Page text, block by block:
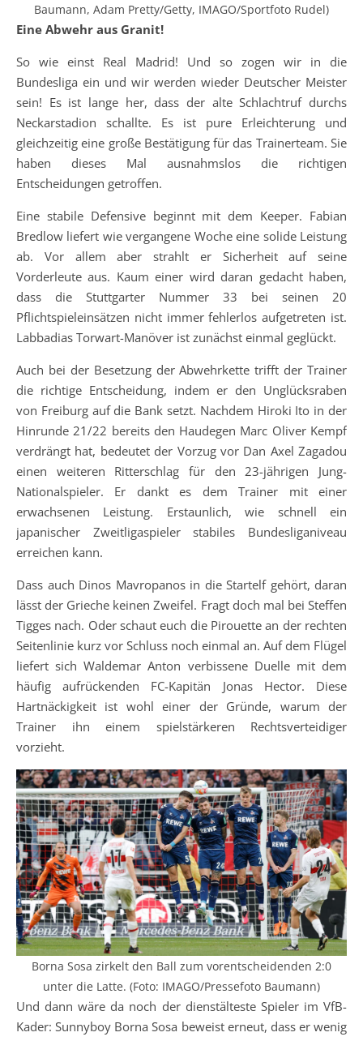
Baumann, Adam Pretty/Getty, IMAGO/Sportfoto Rudel)
Eine Abwehr aus Granit!
So wie einst Real Madrid! Und so zogen wir in die
Bundesliga ein und wir werden wieder Deutscher Meister
sein! Es ist lange her, dass der alte Schlachtruf durchs
Neckarstadion schallte. Es ist pure Erleichterung und
gleichzeitig eine große Bestätigung für das Trainerteam. Sie
haben dieses Mal ausnahmslos die richtigen
Entscheidungen getroffen.
Eine stabile Defensive beginnt mit dem Keeper. Fabian
Bredlow liefert wie vergangene Woche eine solide Leistung
ab. Vor allem aber strahlt er Sicherheit auf seine
Vorderleute aus. Kaum einer wird daran gedacht haben,
dass die Stuttgarter Nummer 33 bei seinen 20
Pflichtspieleinsätzen nicht immer fehlerlos aufgetreten ist.
Labbadias Torwart-Manöver ist zunächst einmal geglückt.
Auch bei der Besetzung der Abwehrkette trifft der Trainer
die richtige Entscheidung, indem er den Unglücksraben
von Freiburg auf die Bank setzt. Nachdem Hiroki Ito in der
Hinrunde 21/22 bereits den Haudegen Marc Oliver Kempf
verdrängt hat, bedeutet der Vorzug vor Dan Axel Zagadou
einen weiteren Ritterschlag für den 23-jährigen Jung-
Nationalspieler. Er dankt es dem Trainer mit einer
erwachsenen Leistung. Erstaunlich, wie schnell ein
japanischer Zweitligaspieler stabiles Bundesliganiveau
erreichen kann.
Dass auch Dinos Mavropanos in die Startelf gehört, daran
lässt der Grieche keinen Zweifel. Fragt doch mal bei Steffen
Tigges nach. Oder schaut euch die Pirouette an der rechten
Seitenlinie kurz vor Schluss noch einmal an. Auf dem Flügel
liefert sich Waldemar Anton verbissene Duelle mit dem
häufig aufrückenden FC-Kapitän Jonas Hector. Diese
Hartnäckigkeit ist wohl einer der Gründe, warum der
Trainer ihn einem spielstärkeren Rechtsverteidiger
vorzieht.
Borna Sosa zirkelt den Ball zum vorentscheidenden 2:0
unter die Latte. (Foto: IMAGO/Pressefoto Baumann)
Und dann wäre da noch der dienstälteste Spieler im VfB-
Kader: Sunnyboy Borna Sosa beweist erneut, dass er wenig